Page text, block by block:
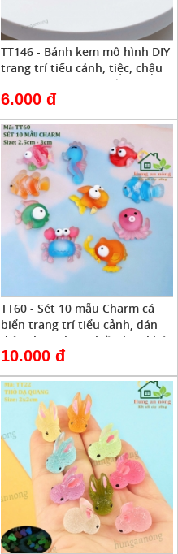
TT146 - Bánh kem mô hình DIY
trang trí tiểu cảnh, tiệc, chậu
cây, dán những nơi cần ( nhớ
xem phần mô tả)
6.000 đ
TT60 - Sét 10 mẫu Charm cá
biển trang trí tiểu cảnh, dán
điện thoại, kẹp nhiều loại khác
- nhớ xem phần mô tả
10.000 đ